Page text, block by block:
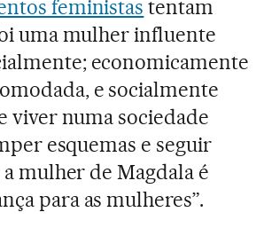
feministas tentam
uma mulher influente
economicamente
e socialmente
viver numa sociedade
esquemas e seguir
mulher de Magdala é
para as mulheres”.